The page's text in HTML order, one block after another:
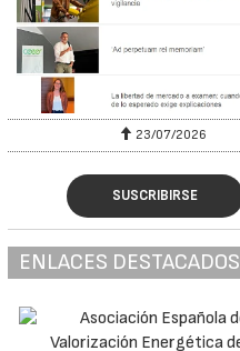
23/07/2026
SUSCRIBIRSE
ENLACES DESTACADOS